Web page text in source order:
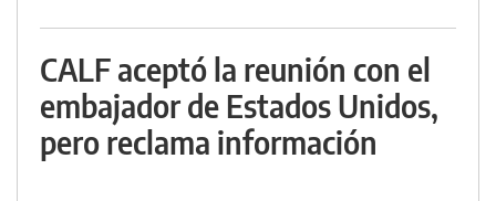
CALF aceptó la reunión con el
embajador de Estados Unidos,
pero reclama información